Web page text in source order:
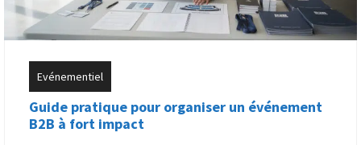
Evénementiel
Guide pratique pour organiser un événement
B2B à fort impact